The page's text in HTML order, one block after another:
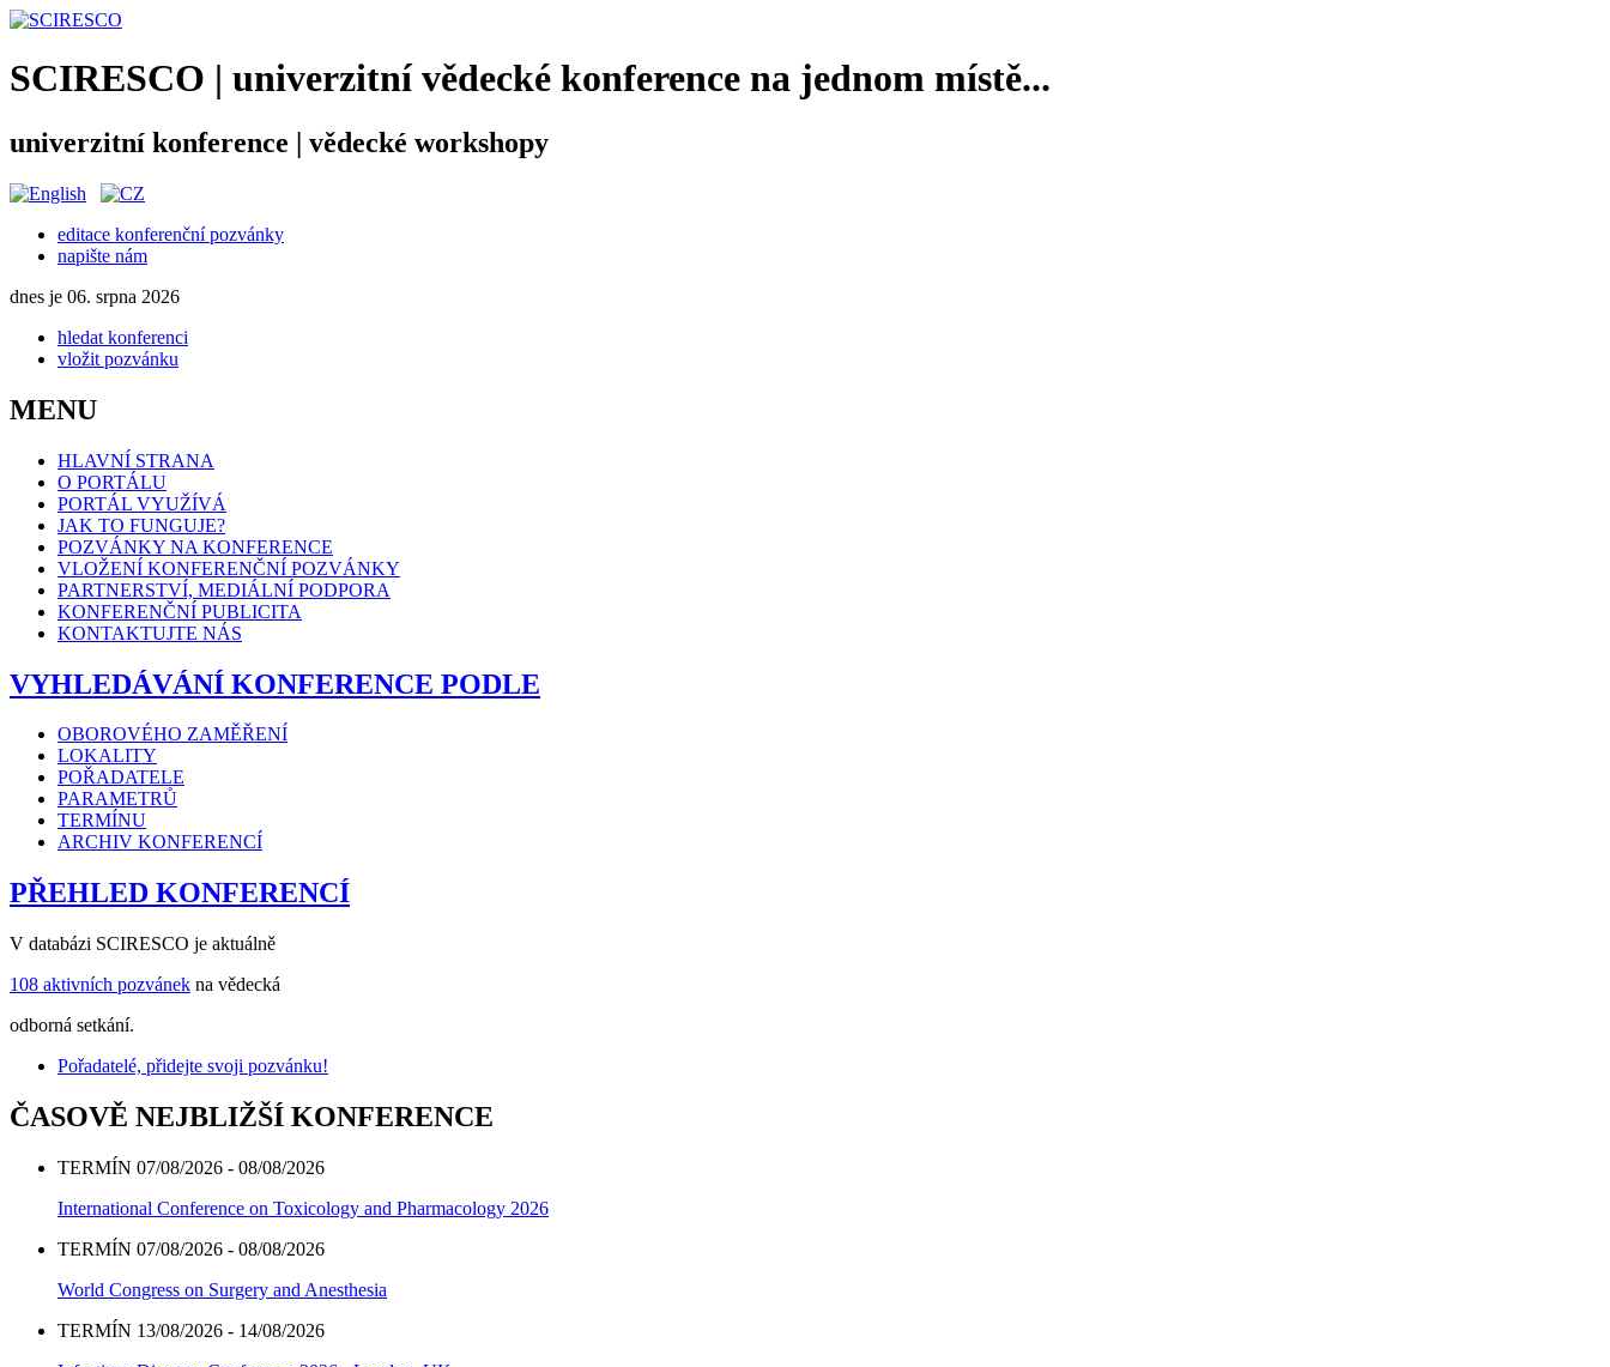
SCIRESCO | univerzitní vědecké konference na jednom místě...
univerzitní konference | vědecké workshopy
editace konferenční pozvánky
napište nám
dnes je 06. srpna 2026
hledat konferenci
vložit pozvánku
MENU
HLAVNÍ STRANA
O PORTÁLU
PORTÁL VYUŽÍVÁ
JAK TO FUNGUJE?
POZVÁNKY NA KONFERENCE
VLOŽENÍ KONFERENČNÍ POZVÁNKY
PARTNERSTVÍ, MEDIÁLNÍ PODPORA
KONFERENČNÍ PUBLICITA
KONTAKTUJTE NÁS
VYHLEDÁVÁNÍ KONFERENCE PODLE
OBOROVÉHO ZAMĚŘENÍ
LOKALITY
POŘADATELE
PARAMETRŮ
TERMÍNU
ARCHIV KONFERENCÍ
PŘEHLED KONFERENCÍ
V databázi SCIRESCO je aktuálně
108 aktivních pozvánek na vědecká
odborná setkání.
Pořadatelé, přidejte svoji pozvánku!
ČASOVĚ NEJBLIŽŠÍ KONFERENCE
TERMÍN 07/08/2026 - 08/08/2026
International Conference on Toxicology and Pharmacology 2026
TERMÍN 07/08/2026 - 08/08/2026
World Congress on Surgery and Anesthesia
TERMÍN 13/08/2026 - 14/08/2026